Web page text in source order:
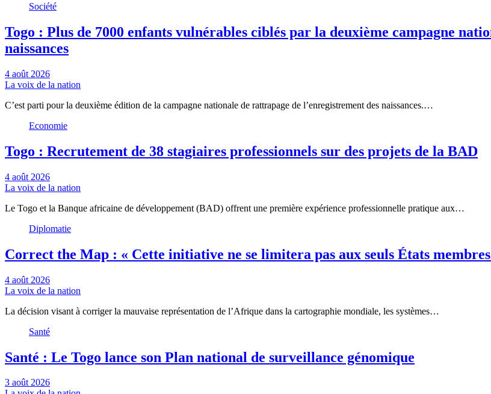
Société
Togo : Plus de 7000 enfants vulnérables ciblés par la deuxième campagne
naissances
4 août 2026
La voix de la nation
C’est parti pour la deuxième édition de la campagne nationale de rattrapage de l’enregistrement des naissances.…
Economie
Togo : Recrutement de 38 stagiaires professionnels sur des projets de la BAD
4 août 2026
La voix de la nation
Le Togo et la Banque africaine de développement (BAD) offrent une première expérience professionnelle pratique aux…
Diplomatie
Correct the Map : « Cette initiative ne se limitera pas aux seuls États
4 août 2026
La voix de la nation
La décision visant à corriger la mauvaise représentation de l’Afrique dans la cartographie mondiale, les systèmes…
Santé
Santé : Le Togo lance son Plan national de surveillance génomique
3 août 2026